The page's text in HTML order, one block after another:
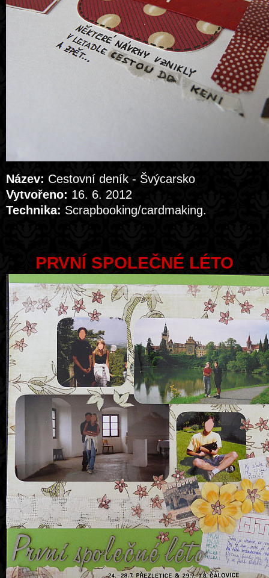
Název: Cestovní deník - Švýcarsko
Vytvořeno: 16. 6. 2012
Technika: Scrapbooking/cardmaking.
PRVNÍ SPOLEČNÉ LÉTO